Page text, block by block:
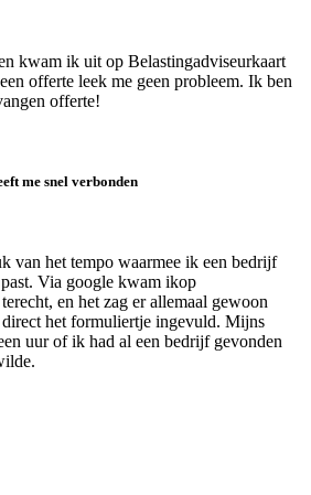
kwam ik uit op Belastingadviseurkaart
offerte leek me geen probleem. Ik ben
offerte!
me snel verbonden
van het tempo waarmee ik een bedrijf
Via google kwam ikop
en het zag er allemaal gewoon
het formuliertje ingevuld. Mijns
uur of ik had al een bedrijf gevonden